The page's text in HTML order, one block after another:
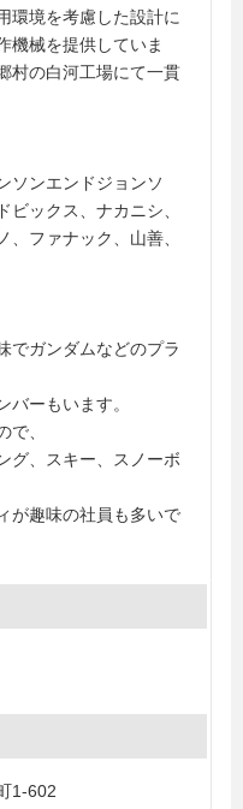
環境を考慮した設計に
機械を提供していま
村の白河工場にて一貫
ソンエンドジョンソ
ビックス、ナカニシ、
ファナック、山善、
でガンダムなどのプラ
バーもいます。
で、
グ、スキー、スノーボ
が趣味の社員も多いで
1-602